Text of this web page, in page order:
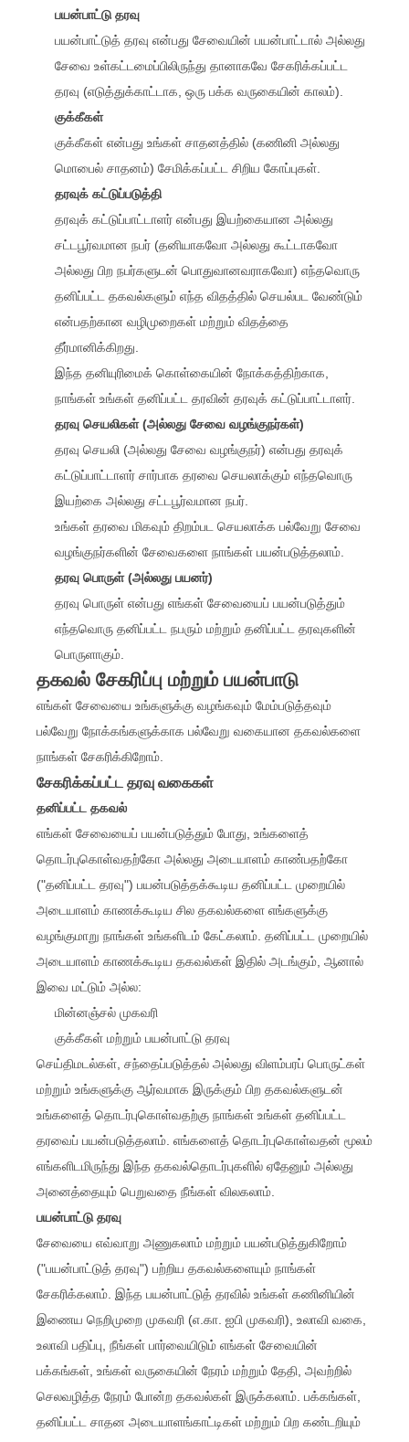
பயன்பாட்டு தரவு
பயன்பாட்டுத் தரவு என்பது சேவையின் பயன்பாட்டால் அல்லது
சேவை உள்கட்டமைப்பிலிருந்து தானாகவே சேகரிக்கப்பட்ட
தரவு (எடுத்துக்காட்டாக, ஒரு பக்க வருகையின் காலம்).
குக்கீகள்
குக்கீகள் என்பது உங்கள் சாதனத்தில் (கணினி அல்லது
மொபைல் சாதனம்) சேமிக்கப்பட்ட சிறிய கோப்புகள்.
தரவுக் கட்டுப்படுத்தி
தரவுக் கட்டுப்பாட்டாளர் என்பது இயற்கையான அல்லது
சட்டபூர்வமான நபர் (தனியாகவோ அல்லது கூட்டாகவோ
அல்லது பிற நபர்களுடன் பொதுவானவராகவோ) எந்தவொரு
தனிப்பட்ட தகவல்களும் எந்த விதத்தில் செயல்பட வேண்டும்
என்பதற்கான வழிமுறைகள் மற்றும் விதத்தை
தீர்மானிக்கிறது.
இந்த தனியுரிமைக் கொள்கையின் நோக்கத்திற்காக,
நாங்கள் உங்கள் தனிப்பட்ட தரவின் தரவுக் கட்டுப்பாட்டாளர்.
தரவு செயலிகள் (அல்லது சேவை வழங்குநர்கள்)
தரவு செயலி (அல்லது சேவை வழங்குநர்) என்பது தரவுக்
கட்டுப்பாட்டாளர் சார்பாக தரவை செயலாக்கும் எந்தவொரு
இயற்கை அல்லது சட்டபூர்வமான நபர்.
உங்கள் தரவை மிகவும் திறம்பட செயலாக்க பல்வேறு சேவை
வழங்குநர்களின் சேவைகளை நாங்கள் பயன்படுத்தலாம்.
தரவு பொருள் (அல்லது பயனர்)
தரவு பொருள் என்பது எங்கள் சேவையைப் பயன்படுத்தும்
எந்தவொரு தனிப்பட்ட நபரும் மற்றும் தனிப்பட்ட தரவுகளின்
பொருளாகும்.
தகவல் சேகரிப்பு மற்றும் பயன்பாடு
எங்கள் சேவையை உங்களுக்கு வழங்கவும் மேம்படுத்தவும்
பல்வேறு நோக்கங்களுக்காக பல்வேறு வகையான தகவல்களை
நாங்கள் சேகரிக்கிறோம்.
சேகரிக்கப்பட்ட தரவு வகைகள்
தனிப்பட்ட தகவல்
எங்கள் சேவையைப் பயன்படுத்தும் போது, உங்களைத்
தொடர்புகொள்வதற்கோ அல்லது அடையாளம் காண்பதற்கோ
("தனிப்பட்ட தரவு") பயன்படுத்தக்கூடிய தனிப்பட்ட முறையில்
அடையாளம் காணக்கூடிய சில தகவல்களை எங்களுக்கு
வழங்குமாறு நாங்கள் உங்களிடம் கேட்கலாம். தனிப்பட்ட முறையில்
அடையாளம் காணக்கூடிய தகவல்கள் இதில் அடங்கும், ஆனால்
இவை மட்டும் அல்ல:
மின்னஞ்சல் முகவரி
குக்கீகள் மற்றும் பயன்பாட்டு தரவு
செய்திமடல்கள், சந்தைப்படுத்தல் அல்லது விளம்பரப் பொருட்கள்
மற்றும் உங்களுக்கு ஆர்வமாக இருக்கும் பிற தகவல்களுடன்
உங்களைத் தொடர்புகொள்வதற்கு நாங்கள் உங்கள் தனிப்பட்ட
தரவைப் பயன்படுத்தலாம். எங்களைத் தொடர்புகொள்வதன் மூலம்
எங்களிடமிருந்து இந்த தகவல்தொடர்புகளில் ஏதேனும் அல்லது
அனைத்தையும் பெறுவதை நீங்கள் விலகலாம்.
பயன்பாட்டு தரவு
சேவையை எவ்வாறு அணுகலாம் மற்றும் பயன்படுத்துகிறோம்
("பயன்பாட்டுத் தரவு") பற்றிய தகவல்களையும் நாங்கள்
சேகரிக்கலாம். இந்த பயன்பாட்டுத் தரவில் உங்கள் கணினியின்
இணைய நெறிமுறை முகவரி (எ.கா. ஐபி முகவரி), உலாவி வகை,
உலாவி பதிப்பு, நீங்கள் பார்வையிடும் எங்கள் சேவையின்
பக்கங்கள், உங்கள் வருகையின் நேரம் மற்றும் தேதி, அவற்றில்
செலவழித்த நேரம் போன்ற தகவல்கள் இருக்கலாம். பக்கங்கள்,
தனிப்பட்ட சாதன அடையாளங்காட்டிகள் மற்றும் பிற கண்டறியும்